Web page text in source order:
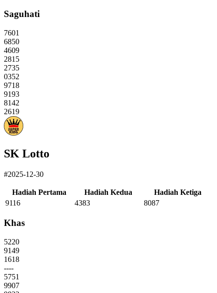
Saguhati
7601
6850
4609
2815
2735
0352
9718
9193
8142
2619
SK Lotto
#2025-12-30
Hadiah Pertama Hadiah Kedua
Hadiah Ketiga
9116
4383 8087
Khas
5220
9149
1618
----
5751
9907